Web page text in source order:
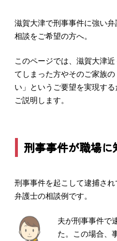
滋賀大津で刑事事件に強い
相談をご希望の方へ。
このページでは、滋賀大津
てしまった方やそのご家族
い」というご要望を実現す
ご説明します。
刑事事件が職場
刑事事件を起こして逮捕さ
弁護士の相談例です。
夫が刑事事件で
た。この場合、